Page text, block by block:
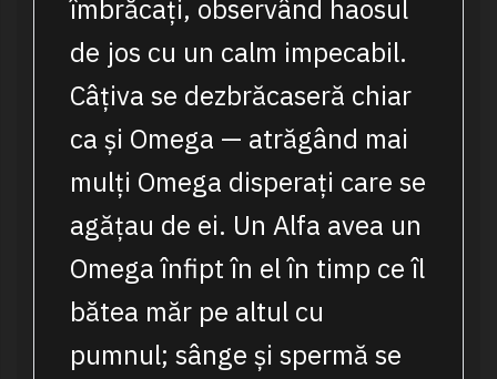
îmbrăcați, observând haosul
de jos cu un calm impecabil.
Câțiva se dezbrăcaseră chiar
ca și Omega — atrăgând mai
mulți Omega disperați care se
agățau de ei. Un Alfa avea un
Omega înfipt în el în timp ce îl
bătea măr pe altul cu
pumnul; sânge și spermă se